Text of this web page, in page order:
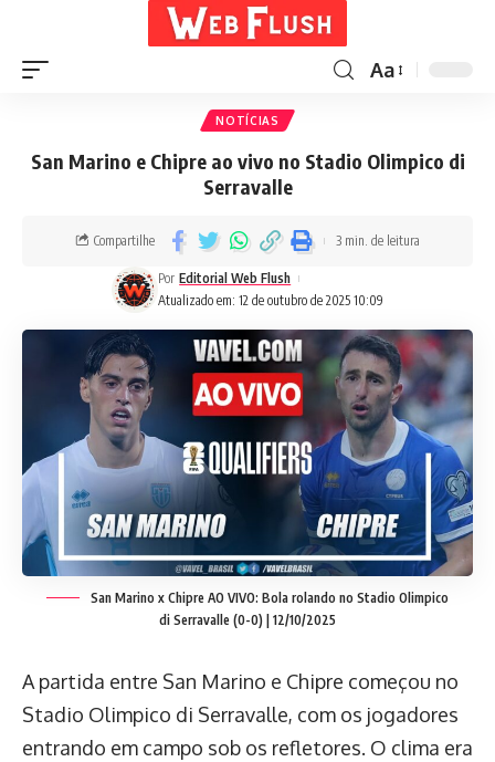
Aa
NOTÍCIAS
San Marino e Chipre ao vivo no Stadio Olimpico di
Serravalle
Atualizado em: 12 de outubro de 2025 10:09
Por Editorial Web Flush
Compartilhe 3 min. de leitura
San Marino x Chipre AO VIVO: Bola rolando no Stadio Olimpico
di Serravalle (0-0) | 12/10/2025
A partida entre San Marino e Chipre começou no
Stadio Olimpico di Serravalle, com os jogadores
entrando em campo sob os refletores. O clima era